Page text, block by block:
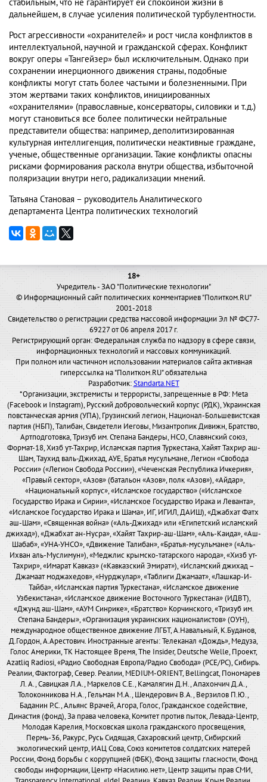
стабильным, что не гарантирует ей спокойной жизни в
дальнейшем, в случае усиления политической турбулентности.
Рост агрессивности «охранителей» и рост числа конфликтов в
интеллектуальной, научной и гражданской сферах. Конфликт
вокруг оперы «Тангейзер» был исключительным. Однако при
сохранении инерционного движения страны, подобные
конфликты могут стать более частыми и болезненными. При
этом жертвами таких конфликтов, инициированных
«охранителями» (православные, консерваторы, силовики и т.д.)
могут становиться все более политически нейтральные
представители общества: например, деполитизированная
культурная интеллигенция, политически неактивные граждане,
ученые, общественные организации. Такие конфликты опасны
рисками формирования раскола внутри общества, избыточной
поляризации внутри него, радикализации мнений.
Татьяна Становая – руководитель Аналитического
департамента Центра политических технологий
18+
Учредитель - ЗАО "Политические технологии"
© Информационный сайт политических комментариев "Политком.RU"
2001-2018
Свидетельство о регистрации средства массовой информации Эл № ФС77-
69227 от 06 апреля 2017 г.
Регистрирующий орган: Федеральная служба по надзору в сфере связи,
информационных технологий и массовых коммуникаций.
При полном или частичном использовании материалов сайта активная
гиперссылка на "Политком.RU" обязательна
Разработчик:Standarta.NET
*Организации, экстремисты и террористы, запрещенные в РФ: Meta
(Facebook и Instagram), Русский добровольческий корпус (РДК), Украинская
повстанческая армия (УПА), Грузинский легион, Национал-Большевистская
партия (НБП), Талибан, Свидетели Иеговы, Мизантропик Дивижн, Братство,
Артподготовка, Тризуб им. Степана Бандеры, НСО, Славянский союз,
Формат-18, Хизб ут-Тахрир, Исламская партия Туркестана, Хайят Тахрир аш-
Шам, Таухид валь-Джихад, АУЕ, Братья мусульмане, Легион «Свобода
России» («Легион Свобода России»), «Чеченская Республика Ичкерия»,
«Правый сектор», «Азов» (батальон «Азов», полк «Азов»), «Айдар»,
«Национальный корпус», «Исламское государство» («Исламское
Государство Ирака и Сирии», «Исламское Государство Ирака и Леванта»,
«Исламское Государство Ирака и Шама», ИГ, ИГИЛ, ДАИШ), «Джабхат Фатх
аш-Шам», «Священная война» («Аль-Джихад» или «Египетский исламский
джихад»), «Джабхат ан-Нусра», «Хайят Тахрир-аш-Шам», «Аль-Каида», «Аш-
Шабаб», «УНА-УНСО», «Движение Талибан», «Братья-мусульмане» («Аль-
Ихван аль-Муслимун»), «Меджлис крымско-татарского народа», «Хизб ут-
Тахрир», «Имарат Кавказ» («Кавказский Эмират»), «Исламский джихад –
Джамаат моджахедов», «Нурджулар», «Таблиги Джамаат», «Лашкар-И-
Тайба», «Исламская партия Туркестана», «Исламское движение
Узбекистана», «Исламское движение Восточного Туркестана» (ИДВТ),
«Джунд аш-Шам», «АУМ Синрике», «Братство» Корчинского, «Тризуб им.
Степана Бандеры», «Организация украинских националистов» (ОУН),
международное общественное движение ЛГБТ, А.Навальный, К.Буданов,
Д.Гордон, А.Арестович. Иностранные агенты: Телеканал «Дождь», Медуза,
Голос Америки, ТК Настоящее Время, The Insider, Deutsche Welle, Проект,
Azatliq Radiosi, «Радио Свободная Европа/Радио Свобода» (PCE/PC), Сибирь.
Реалии, Фактограф, Север. Реалии, MEDIUM-ORIENT, Bellingcat, Пономарев
Л. А., Савицкая Л.А., Маркелов С.Е., Камалягин Д.Н., Апахончич Д.А.,
Толоконникова Н.А., Гельман М.А., Шендерович В.А., Верзилов П.Ю.,
Баданин Р.С., Альянс Врачей, Агора, Голос, Гражданское содействие,
Династия (фонд), За права человека, Комитет против пыток, Левада-Центр,
Молодая Карелия, Московская школа гражданского просвещения,
Пермь-36, Ракурс, Русь Сидящая, Сахаровский центр, Сибирский
экологический центр, ИАЦ Сова, Союз комитетов солдатских матерей
России, Фонд борьбы с коррупцией (ФБК), Фонд защиты гласности, Фонд
свободы информации, Центр «Насилию.нет», Центр защиты прав СМИ,